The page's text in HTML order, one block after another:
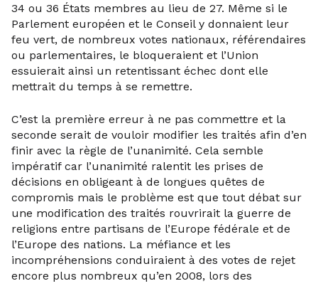
34 ou 36 États membres au lieu de 27. Même si le
Parlement européen et le Conseil y donnaient leur
feu vert, de nombreux votes nationaux, référendaires
ou parlementaires, le bloqueraient et l’Union
essuierait ainsi un retentissant échec dont elle
mettrait du temps à se remettre.
C’est la première erreur à ne pas commettre et la
seconde serait de vouloir modifier les traités afin d’en
finir avec la règle de l’unanimité. Cela semble
impératif car l’unanimité ralentit les prises de
décisions en obligeant à de longues quêtes de
compromis mais le problème est que tout débat sur
une modification des traités rouvrirait la guerre de
religions entre partisans de l’Europe fédérale et de
l’Europe des nations. La méfiance et les
incompréhensions conduiraient à des votes de rejet
encore plus nombreux qu’en 2008, lors des